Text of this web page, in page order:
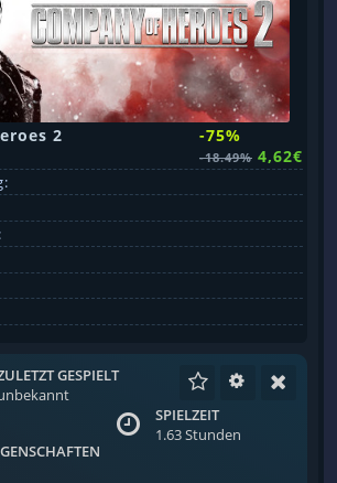
2 -75%
-18.49% 4,62€
GESPIELT
SPIELZEIT
1.63 Stunden